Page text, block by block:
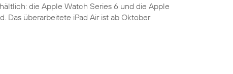
die Apple Watch Series 6 und die Apple
Das überarbeitete iPad Air ist ab Oktober